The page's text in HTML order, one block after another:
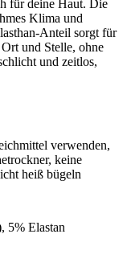
für deine Haut. Die
Klima und
Anteil sorgt für
und Stelle, ohne
und zeitlos,
verwenden,
keine
heiß bügeln
5% Elastan